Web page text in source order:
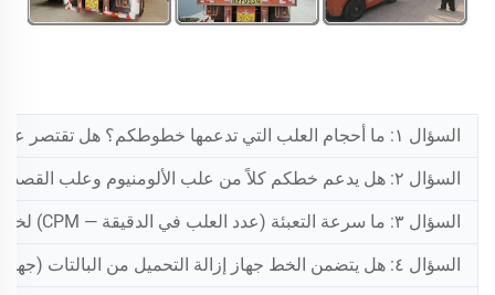
السؤال ١: ما أحجام العلب التي تدعمها خطوطكم؟ هل تقتصر على الأحجام القياسية ٣٣٠ مل و٥٠٠ مل فقط، أم تشمل أيضًا علبًا رفيعة سعة ٢٥٠ مل؟
السؤال ٢: هل يدعم خطكم كلاً من علب الألومنيوم وعلب القصدير (الصلب)؟
السؤال ٣: ما سرعة التعبئة (عدد العلب في الدقيقة — CPM) لخط تعبئة وخرم علب قياسي؟
السؤال ٤: هل يتضمن الخط جهاز إزالة التحميل من البالتات (جهاز فكّ التراص التلقائي للعلب) في الطرف الأمامي؟